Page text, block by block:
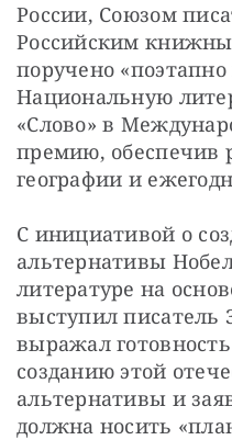
России, Союзом
Российским
поручено «поэтапно
Национальную
«Слово» в
премию, обеспечив
географии и
С инициативой о
альтернативы
литературе на
выступил писатель
выражал
созданию этой
альтернативы и
должна носить